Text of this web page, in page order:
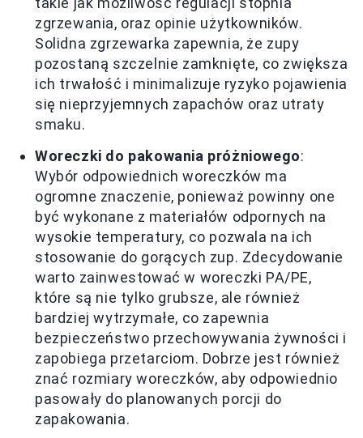
zgrzewania, oraz opinie użytkowników.
Solidna zgrzewarka zapewnia, że zupy
pozostaną szczelnie zamknięte, co zwiększa
ich trwałość i minimalizuje ryzyko pojawienia
się nieprzyjemnych zapachów oraz utraty
smaku.
Woreczki do pakowania próżniowego:
Wybór odpowiednich woreczków ma
ogromne znaczenie, ponieważ powinny one
być wykonane z materiałów odpornych na
wysokie temperatury, co pozwala na ich
stosowanie do gorących zup. Zdecydowanie
warto zainwestować w woreczki PA/PE,
które są nie tylko grubsze, ale również
bardziej wytrzymałe, co zapewnia
bezpieczeństwo przechowywania żywności i
zapobiega przetarciom. Dobrze jest również
znać rozmiary woreczków, aby odpowiednio
pasowały do planowanych porcji do
zapakowania.